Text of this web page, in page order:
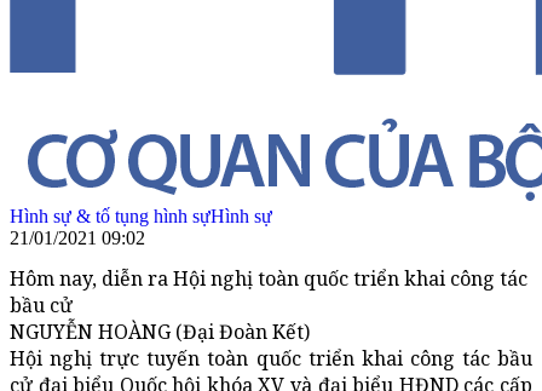
Hình sự & tố tụng hình sựHình sự
21/01/2021 09:02
Hôm nay, diễn ra Hội nghị toàn quốc triển khai công tác
bầu cử
NGUYỄN HOÀNG (Đại Đoàn Kết)
Hội nghị trực tuyến toàn quốc triển khai công tác bầu
cử đại biểu Quốc hội khóa XV và đại biểu HĐND các cấp